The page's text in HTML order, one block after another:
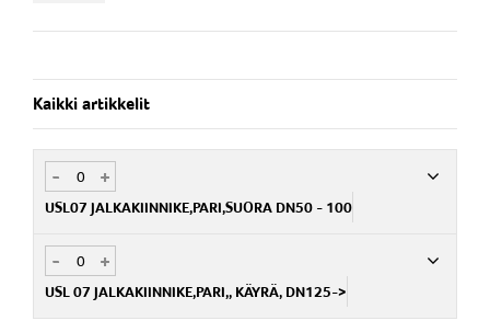
Kaikki artikkelit
+
-
USL07 JALKAKIINNIKE,PARI,SUORA DN50 - 100
Nim. Nro
PA035400500
+
-
USL 07 JALKAKIINNIKE,PARI,, KÄYRÄ, DN125->